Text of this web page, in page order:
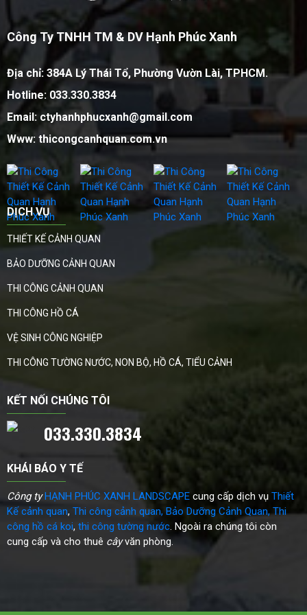
Công Ty TNHH TM & DV Hạnh Phúc Xanh
Địa chỉ: 384A Lý Thái Tổ, Phường Vườn Lài, TPHCM.
Hotline: 033.330.3834
Email: ctyhanhphucxanh@gmail.com
Www: thicongcanhquan.com.vn
DỊCH VỤ
THIẾT KẾ CẢNH QUAN
BẢO DƯỠNG CẢNH QUAN
THI CÔNG CẢNH QUAN
THI CÔNG HỒ CÁ
VỆ SINH CÔNG NGHIỆP
THI CÔNG TƯỜNG NƯỚC, NON BỘ, HỒ CÁ, TIỂU CẢNH
KẾT NỐI CHÚNG TÔI
033.330.3834
KHÁI BÁO Y TẾ
Công ty HẠNH PHÚC XANH LANDSCAPE cung cấp dịch vụ Thiết
Kế cảnh quan, Thi công cảnh quan, Bảo Dưỡng Cảnh Quan, Thi
công hồ cá koi, thi công tường nước. Ngoài ra chúng tôi còn
cung cấp và cho thuê câyvăn phòng.